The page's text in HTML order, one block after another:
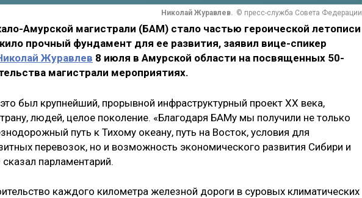
Николай Журавлев. © пресс-служба Совета Федерации
Амурской магистрали (БАМ) стало частью героической летописи
прочный фундамент для ее развития, заявил вице-спикер
Журавлев 8 июля в Амурской области на посвященных 50-
магистрали мероприятиях.
был крупнейший, прорывной инфраструктурный проект XX века,
людей, целое поколение. «Благодаря БАМу мы получили не только
путь к Тихому океану, путь на Восток, условия для
перевозок, но и возможность экономического развития Сибири и
парламентарий.
каждого километра железной дороги в суровых климатических